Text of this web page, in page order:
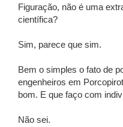
Figuração, não é uma
científica?
Sim, parece que sim.
Bem o simples o fato de
engenheiros em
bom. E que faço com
Não sei.